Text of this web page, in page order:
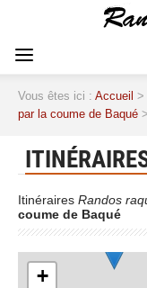
Vous êtes ici : Accueil >
par la coume de Baqué
Itinéraires Randos
coume de Baqué
+